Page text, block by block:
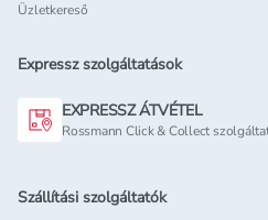
Üzletkereső
Expressz szolgáltatások
EXPRESSZ ÁTVÉTEL
Rossmann Click & Collect
Szállítási szolgáltatók